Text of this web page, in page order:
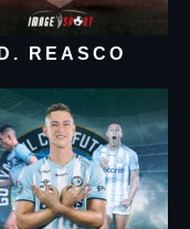
D. REASCO